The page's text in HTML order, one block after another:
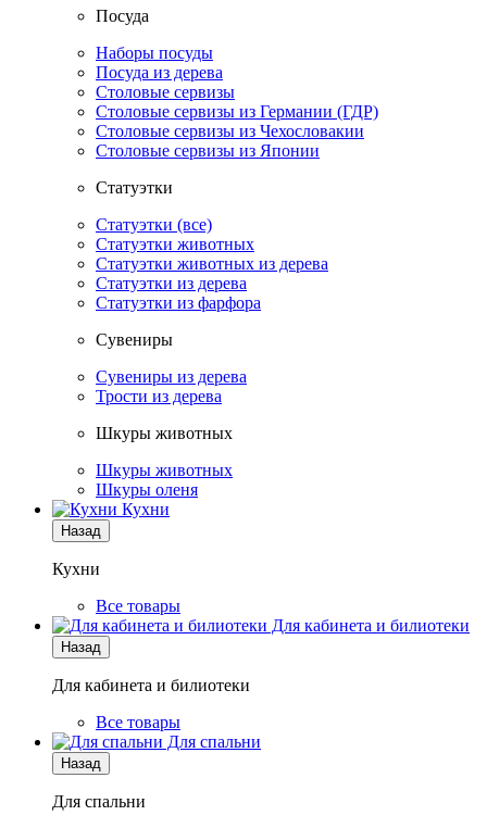
Посуда
Наборы посуды
Посуда из дерева
Столовые сервизы
Столовые сервизы из Германии (ГДР)
Столовые сервизы из Чехословакии
Столовые сервизы из Японии
Статуэтки
Статуэтки (все)
Статуэтки животных
Статуэтки животных из дерева
Статуэтки из дерева
Статуэтки из фарфора
Сувениры
Сувениры из дерева
Трости из дерева
Шкуры животных
Шкуры животных
Шкуры оленя
Кухни
Назад
Кухни
Все товары
Для кабинета и билиотеки
Назад
Для кабинета и билиотеки
Все товары
Для спальни
Назад
Для спальни